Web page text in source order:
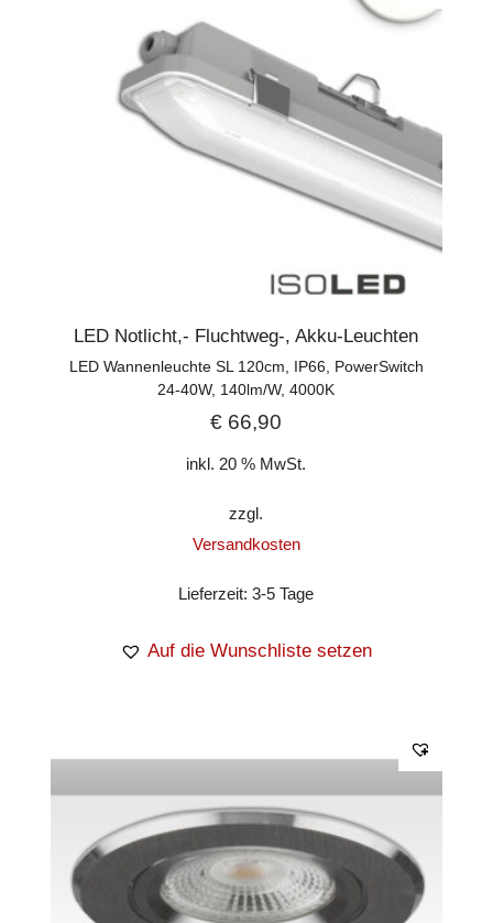
LED Notlicht,- Fluchtweg-, Akku-Leuchten
LED Wannenleuchte SL 120cm, IP66, PowerSwitch
24-40W, 140lm/W, 4000K
€ 66,90
inkl. 20 % MwSt.
zzgl.
Versandkosten
Lieferzeit:3-5 Tage
Auf die Wunschliste setzen